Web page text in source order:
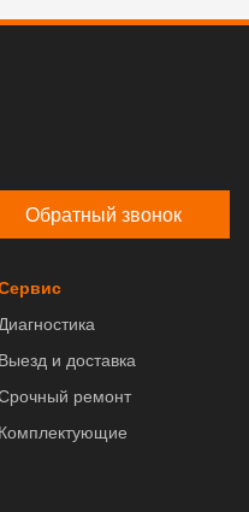
Обратный звонок
Выезд и доставка
ремонт
Комплектующие